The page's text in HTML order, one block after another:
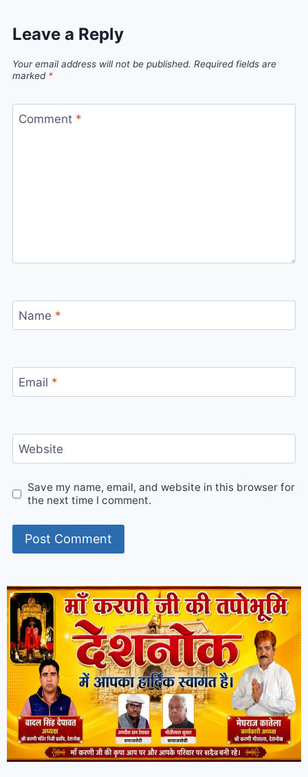
Leave a Reply
Your email address will not be published. Required fields are
marked *
Comment *
Name *
Email *
Website
Save my name, email, and website in this browser for
the next time I comment.